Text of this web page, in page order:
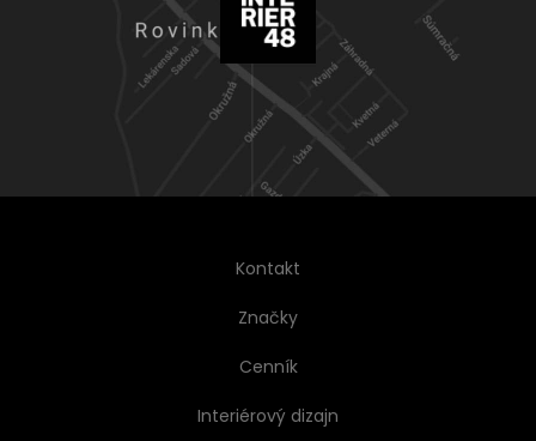
Kontakt
Značky
Cenník
Interiérový dizajn